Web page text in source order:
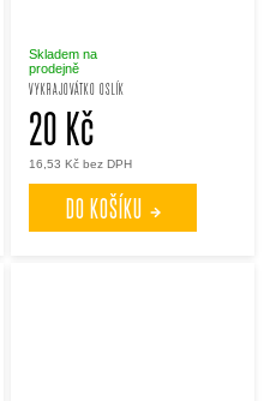
VYKRAJOVÁTKO OSLÍK
Skladem na
prodejně
16,53 Kč bez DPH
20 Kč
DO KOŠÍKU